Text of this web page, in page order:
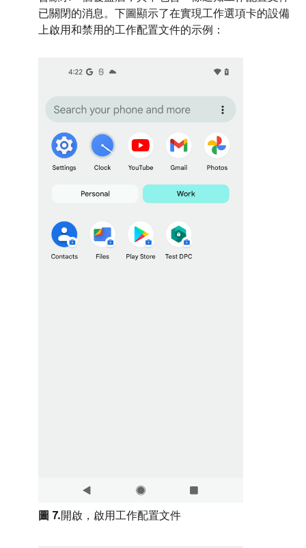
已關閉的消息。下圖顯示了在實現工作選項卡的設備
上啟用和禁用的工作配置文件的示例：
圖 7.開啟，啟用工作配置文件